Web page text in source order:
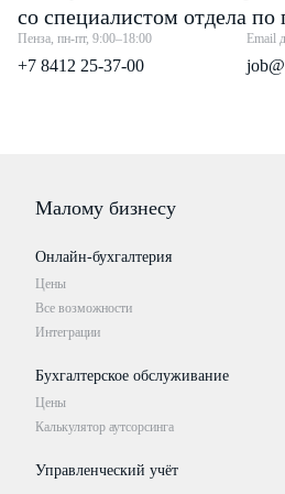
со специалистом отдела по
Пенза, пн-пт, 9:00–18:00
+7 8412 25-37-00
Email
Малому бизнесу
Онлайн-бухгалтерия
Цены
Все возможности
Интеграции
Бухгалтерское обслуживание
Цены
Калькулятор аутсорсинга
Управленческий учёт